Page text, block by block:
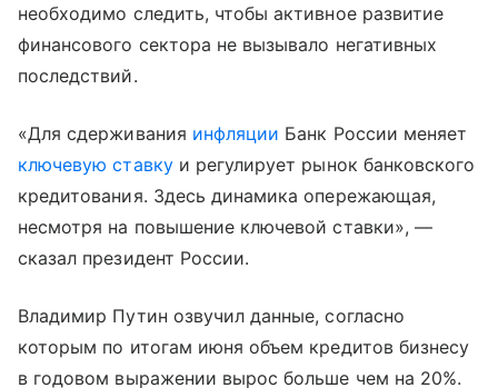
необходимо следить, чтобы активное развитие
финансового сектора не вызывало негативных
последствий.
«Для сдерживания инфляции Банк России меняет
ключевую ставкуи регулирует рынок банковского
кредитования. Здесь динамика опережающая,
несмотря на повышение ключевой ставки», —
сказал президент России.
Владимир Путин озвучил данные, согласно
которым по итогам июня объем кредитов бизнесу
в годовом выражении вырос больше чем на 20%.